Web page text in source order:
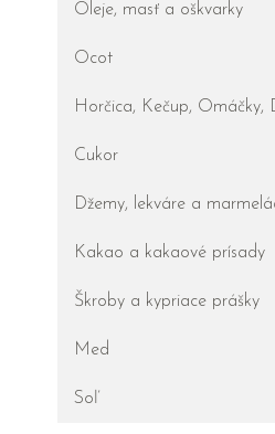
Oleje, masť a oškvarky
Ocot
Horčica, Kečup, Omáčky,
Cukor
Džemy, lekváre a
Kakao a kakaové prísady
Škroby a kypriace prášky
Med
Soľ